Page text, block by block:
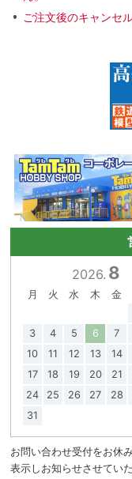
ご注文後のキャンセ
2026. 8
月 火 水 木 金
3
4 5 6 7
10
11 12 13 14
17
18 19 20 21
24
25 26 27 28
31
お問い合わせ受付をお休
表示しお知らせさせてい